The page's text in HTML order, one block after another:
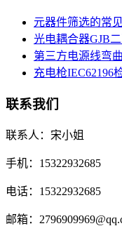
元器件筛选的常
光电耦合器GJB
第三方电源线弯
充电枪IEC62196
联系我们
联系人：宋小姐
手机：15322932685
电话：15322932685
邮箱：